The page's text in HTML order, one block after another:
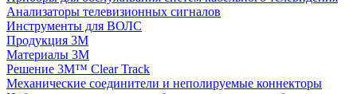
Анализаторы телевизионных сигналов
Инструменты для ВОЛС
Продукция 3M
Материалы 3М
Решение 3M™ Clear Track
Механические соединители и неполируемые коннекторы